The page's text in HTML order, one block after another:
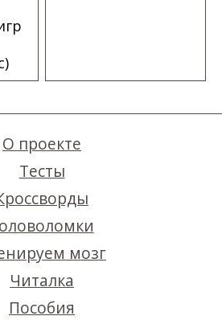
О проекте
Тесты
мозг
Читалка
Пособия